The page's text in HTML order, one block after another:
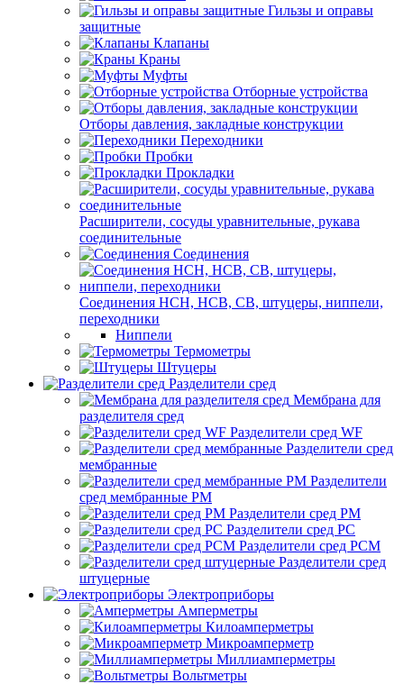
Гильзы и оправы
защитные
Клапаны
Краны
Муфты
Отборные устройства
Отборы давления, закладные конструкции
Переходники
Пробки
Прокладки
Расширители, сосуды уравнительные, рукава
соединительные
Соединения
Соединения НСН, НСВ, СВ, штуцеры, ниппели,
переходники
Ниппели
Термометры
Штуцеры
Разделители сред
Мембрана для
разделителя сред
Разделители сред WF
Разделители сред
мембранные
Разделители
сред мембранные РМ
Разделители сред РМ
Разделители сред РС
Разделители сред РСМ
Разделители сред
штуцерные
Электроприборы
Амперметры
Килоамперметры
Микроамперметр
Миллиамперметры
Вольтметры